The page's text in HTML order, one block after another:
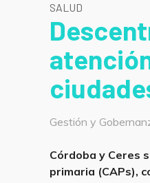
SALUD
Categorías
Gestión y
Córdoba y Ceres
primaria (CAPs),